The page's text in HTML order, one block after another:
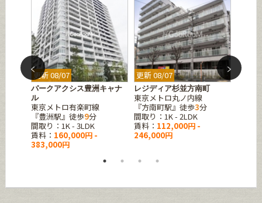
更新 08/07
パークアクシス豊洲キャナ
ル
東京メトロ有楽町線
『豊洲駅』徒歩9分
間取り：1K - 3LDK
賃料： 160,000円 -
383,000円
更新 08/07
レジディア杉並方南町
東京メトロ丸ノ内線
『方南町駅』徒歩3分
間取り：1K - 2LDK
賃料： 112,000円 -
246,000円
更新